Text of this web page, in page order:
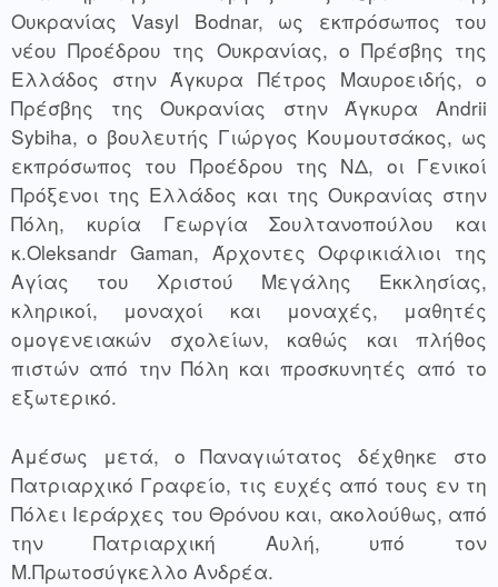
Ουκρανίας Vasyl Bodnar, ως εκπρόσωπος του
νέου Προέδρου της Ουκρανίας, ο Πρέσβης της
Ελλάδος στην Άγκυρα Πέτρος Μαυροειδής, o
Πρέσβης της Ουκρανίας στην Άγκυρα Andrii
Sybiha, ο βουλευτής Γιώργος Κουμουτσάκος, ως
εκπρόσωπος του Προέδρου της ΝΔ, οι Γενικοί
Πρόξενοι της Ελλάδος και της Ουκρανίας στην
Πόλη, κυρία Γεωργία Σουλτανοπούλου και
κ.Oleksandr Gaman, Άρχοντες Οφφικιάλιοι της
Αγίας του Χριστού Μεγάλης Εκκλησίας,
κληρικοί, μοναχοί και μοναχές, μαθητές
ομογενειακών σχολείων, καθώς και πλήθος
πιστών από την Πόλη και προσκυνητές από το
εξωτερικό.
Αμέσως μετά, ο Παναγιώτατος δέχθηκε στο
Πατριαρχικό Γραφείο, τις ευχές από τους εν τη
Πόλει Ιεράρχες του Θρόνου και, ακολούθως, από
την Πατριαρχική Αυλή, υπό τον
Μ.Πρωτοσύγκελλο Ανδρέα.